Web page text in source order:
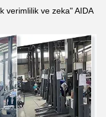
verimlilik ve zeka" AIDA